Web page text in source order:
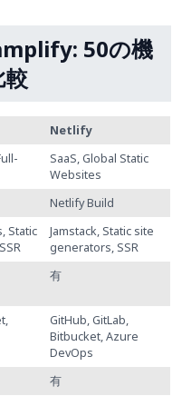
50の機
較
Netlify
SaaS, Global Static
Websites
Netlify Build
Static
Jamstack, Static site
generators, SSR
有
GitHub, GitLab,
Bitbucket, Azure
DevOps
有